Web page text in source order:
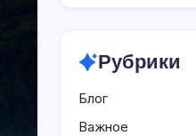
Рубрики
Блог
Важное